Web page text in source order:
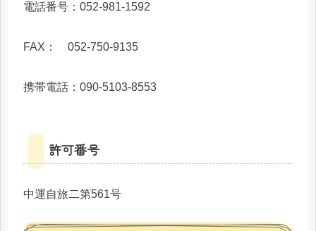
電話番号：052-981-1592
FAX： 052-750-9135
携帯電話：090-5103-8553
許可番号
中運自旅二第561号